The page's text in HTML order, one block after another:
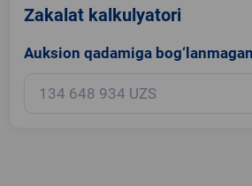
Zakalat kalkulyatori
Auksion qadamiga